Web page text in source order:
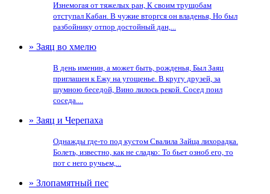
Изнемогая от тяжелых ран, К своим трущобам
отступал Кабан. В чужие вторгся он владенья, Но был
разбойнику отпор достойный дан,...
» Заяц во хмелю
В день именин, а может быть, рожденья, Был Заяц
приглашен к Ежу на угощенье. В кругу друзей, за
шумною беседой, Вино лилось рекой. Сосед поил
соседа....
» Заяц и Черепаха
Однажды где-то под кустом Свалила Зайца лихорадка.
Болеть, известно, как не сладко: То бьет озноб его, то
пот с него ручьем,...
» Злопамятный пес